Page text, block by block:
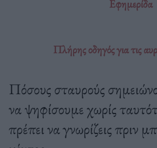
Εφημερίδα
Πλήρης οδηγός για τις
Πόσους σταυρούς
να ψηφίσουμε χωρίς
πρέπει να γνωρίζεις πριν